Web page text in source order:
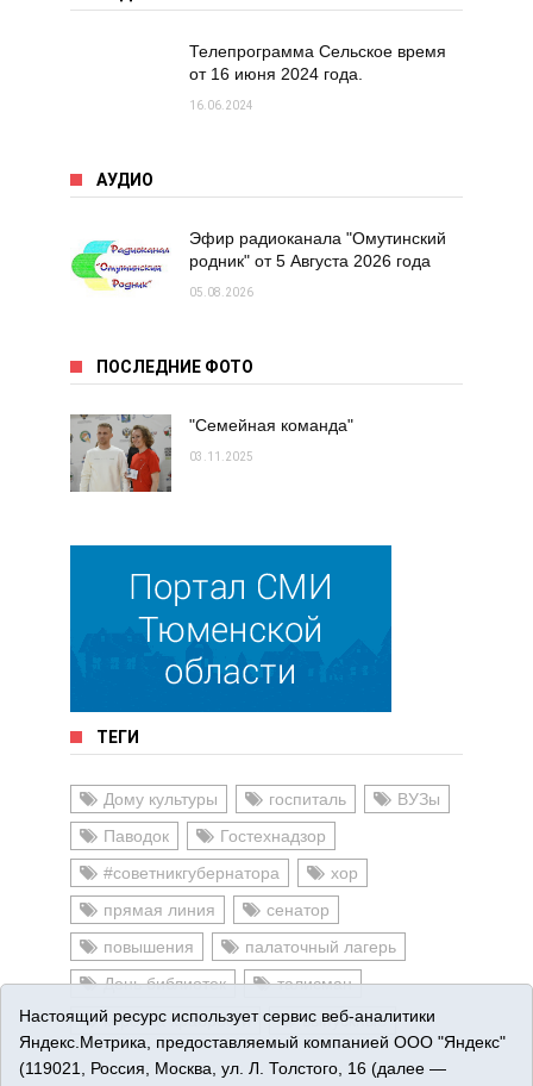
Телепрограмма Сельское время
от 16 июня 2024 года.
16.06.2024
АУДИО
Эфир радиоканала "Омутинский
родник" от 5 Августа 2026 года
05.08.2026
ПОСЛЕДНИЕ ФОТО
"Семейная команда"
03.11.2025
ТЕГИ
Дому культуры госпиталь
ВУЗы
Паводок
Гостехнадзор
#советникгубернатора
хор
прямая линия
сенатор
повышения
палаточный лагерь
День библиотек
талисман
коробка храбрости
выпускные
Настоящий ресурс использует сервис веб-аналитики
Яндекс.Метрика, предоставляемый компанией ООО "Яндекс"
(119021, Россия, Москва, ул. Л. Толстого, 16 (далее —